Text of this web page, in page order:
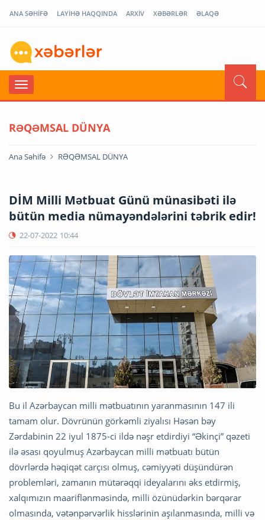
ANA SƏHİFƏ LAYİHƏ HAQQINDA ARXİV XƏBƏRLƏR ƏLAQƏ
RƏQƏMSAL DÜNYA
Ana Səhifə RƏQƏMSAL DÜNYA
DİM Milli Mətbuat Günü münasibəti ilə
bütün media nümayəndələrini təbrik edir!
22-07-2022 10:44
Bu il Azərbaycan milli mətbuatının yaranmasının 147 ili
tamam olur. Dövrünün görkəmli ziyalısı Həsən bəy
Zərdabinin 22 iyul 1875-ci ildə nəşr etdirdiyi “Əkinçi” qəzeti
ilə əsası qoyulmuş Azərbaycan milli mətbuatı bütün
dövrlərdə həqiqət carçısı olmuş, cəmiyyəti düşündürən
problemləri, zamanın mütərəqqi ideyalarını əks etdirmiş,
xalqımızın maariflənməsində, milli özünüdərkin bərqərar
olmasında, vətənpərvərlik hisslərinin aşılanmasında, milli və